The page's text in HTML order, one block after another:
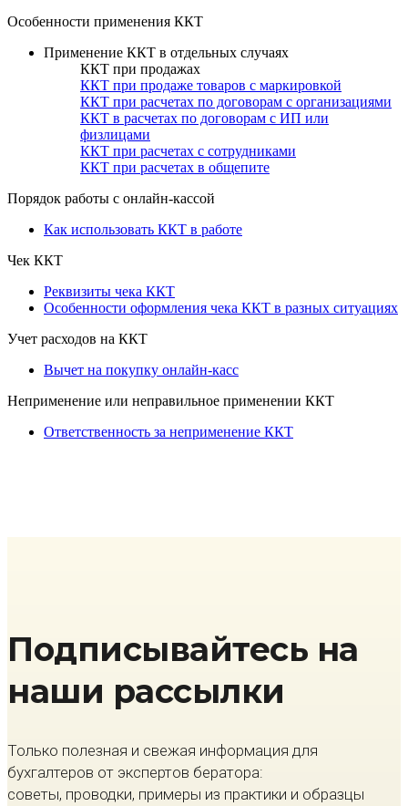
Особенности применения ККТ
Применение ККТ в отдельных случаях
ККТ при продажах
ККТ при продаже товаров с маркировкой
ККТ при расчетах по договорам с организациями
ККТ в расчетах по договорам с ИП или
физлицами
ККТ при расчетах с сотрудниками
ККТ при расчетах в общепите
Порядок работы с онлайн-кассой
Как использовать ККТ в работе
Чек ККТ
Реквизиты чека ККТ
Особенности оформления чека ККТ в разных ситуациях
Учет расходов на ККТ
Вычет на покупку онлайн-касс
Неприменение или неправильное применении ККТ
Ответственность за неприменение ККТ
Подписывайтесь на
наши рассылки
Только полезная и свежая информация для
бухгалтеров от экспертов бератора:
советы, проводки, примеры из практики и образцы